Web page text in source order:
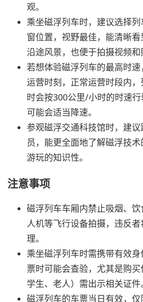
观。
乘坐磁浮列车时，建议选择
窗位置，视野最佳，能清晰
沿途风景，也便于拍摄视频和
若想体验磁浮列车的最高时
运营时刻，正常运营时段内
时会按300公里/小时的时速
可能会适当降速。
参观磁浮交通科技馆时，建
员，能更全面地了解磁浮技
游玩的知识性。
注意事项
磁浮列车车厢内禁止吸烟、
人机等飞行设备拍摄，违反
理。
乘坐磁浮列车时需携带有效
票时可能会查验，尤其是购
学生、老人）需出示相关证件
磁浮列车的车票当日有效，